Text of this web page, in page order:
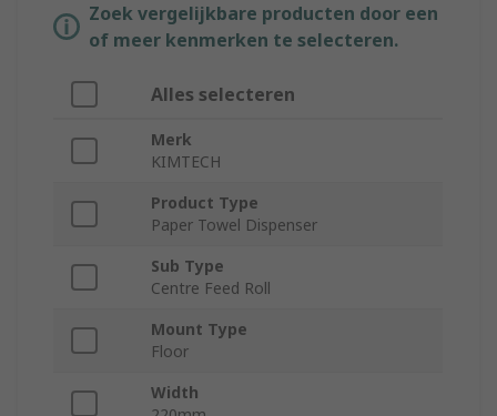
Zoek vergelijkbare producten door een
of meer kenmerken te selecteren.
Alles selecteren
Merk
KIMTECH
Product Type
Paper Towel Dispenser
Sub Type
Centre Feed Roll
Mount Type
Floor
Width